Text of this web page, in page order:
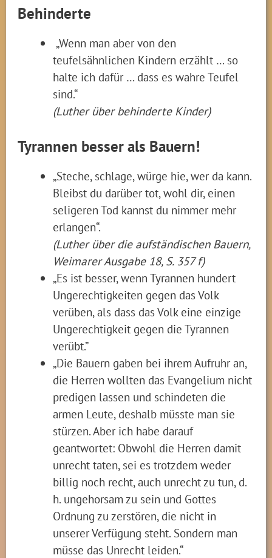
Behinderte
„Wenn man aber von den
teufelsähnlichen Kindern erzählt … so
halte ich dafür … dass es wahre Teufel
sind.“
(Luther über behinderte Kinder)
Tyrannen besser als Bauern!
„Steche, schlage, würge hie, wer da kann.
Bleibst du darüber tot, wohl dir, einen
seligeren Tod kannst du nimmer mehr
erlangen“.
(Luther über die aufständischen Bauern,
Weimarer Ausgabe 18, S. 357 f)
„Es ist besser, wenn Tyrannen hundert
Ungerechtigkeiten gegen das Volk
verüben, als dass das Volk eine einzige
Ungerechtigkeit gegen die Tyrannen
verübt.”
„Die Bauern gaben bei ihrem Aufruhr an,
die Herren wollten das Evangelium nicht
predigen lassen und schindeten die
armen Leute, deshalb müsste man sie
stürzen. Aber ich habe darauf
geantwortet: Obwohl die Herren damit
unrecht taten, sei es trotzdem weder
billig noch recht, auch unrecht zu tun, d.
h. ungehorsam zu sein und Gottes
Ordnung zu zerstören, die nicht in
unserer Verfügung steht. Sondern man
müsse das Unrecht leiden.“